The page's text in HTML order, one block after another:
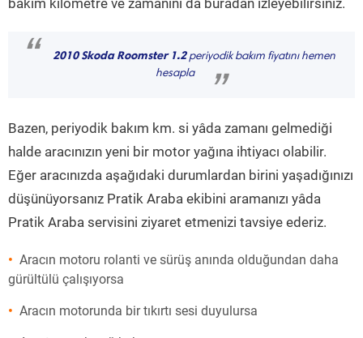
bakım kilometre ve zamanını da buradan izleyebilirsiniz.
“ 2010 Skoda Roomster 1.2periyodik bakım fiyatını hemen
hesapla
”
Bazen, periyodik bakım km. si yâda zamanı gelmediği
halde aracınızın yeni bir motor yağına ihtiyacı olabilir.
Eğer aracınızda aşağıdaki durumlardan birini yaşadığınızı
düşünüyorsanız Pratik Araba ekibini aramanızı yâda
Pratik Araba servisini ziyaret etmenizi tavsiye ederiz.
Aracın motoru rolanti ve sürüş anında olduğundan daha
gürültülü çalışıyorsa
Aracın motorunda bir tıkırtı sesi duyulursa